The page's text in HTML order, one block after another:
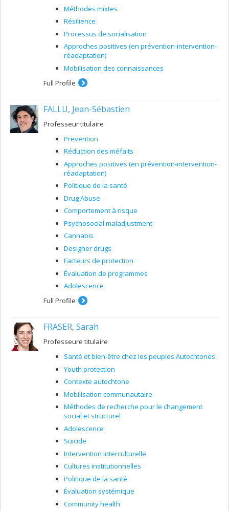
Méthodes mixtes
Résilience
Processus de socialisation
Approches positives (en prévention-intervention-
réadaptation)
Mobilisation des connaissances
Full Profile
FALLU, Jean-Sébastien
Professeur titulaire
Prevention
Réduction des méfaits
Approches positives (en prévention-intervention-
réadaptation)
Politique de la santé
Drug Abuse
Comportement à risque
Psychosocial maladjustment
Cannabis
Designer drugs
Facteurs de protection
Évaluation de programmes
Adolescence
Full Profile
FRASER, Sarah
Professeure titulaire
Santé et bien-être chez les peuples Autochtones
Youth protection
Contexte autochtone
Mobilisation communautaire
Méthodes de recherche pour le changement
social et structurel
Adolescence
Suicide
Intervention interculturelle
Cultures institutionnelles
Politique de la santé
Évaluation systémique
Community health